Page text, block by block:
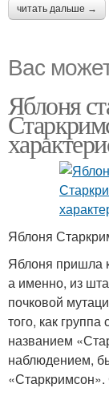
читать дальше →
Вас
Яблоня
Яблоня
Яблоня пришла
а именно, из
почковой
того, как
названием
наблюдением,